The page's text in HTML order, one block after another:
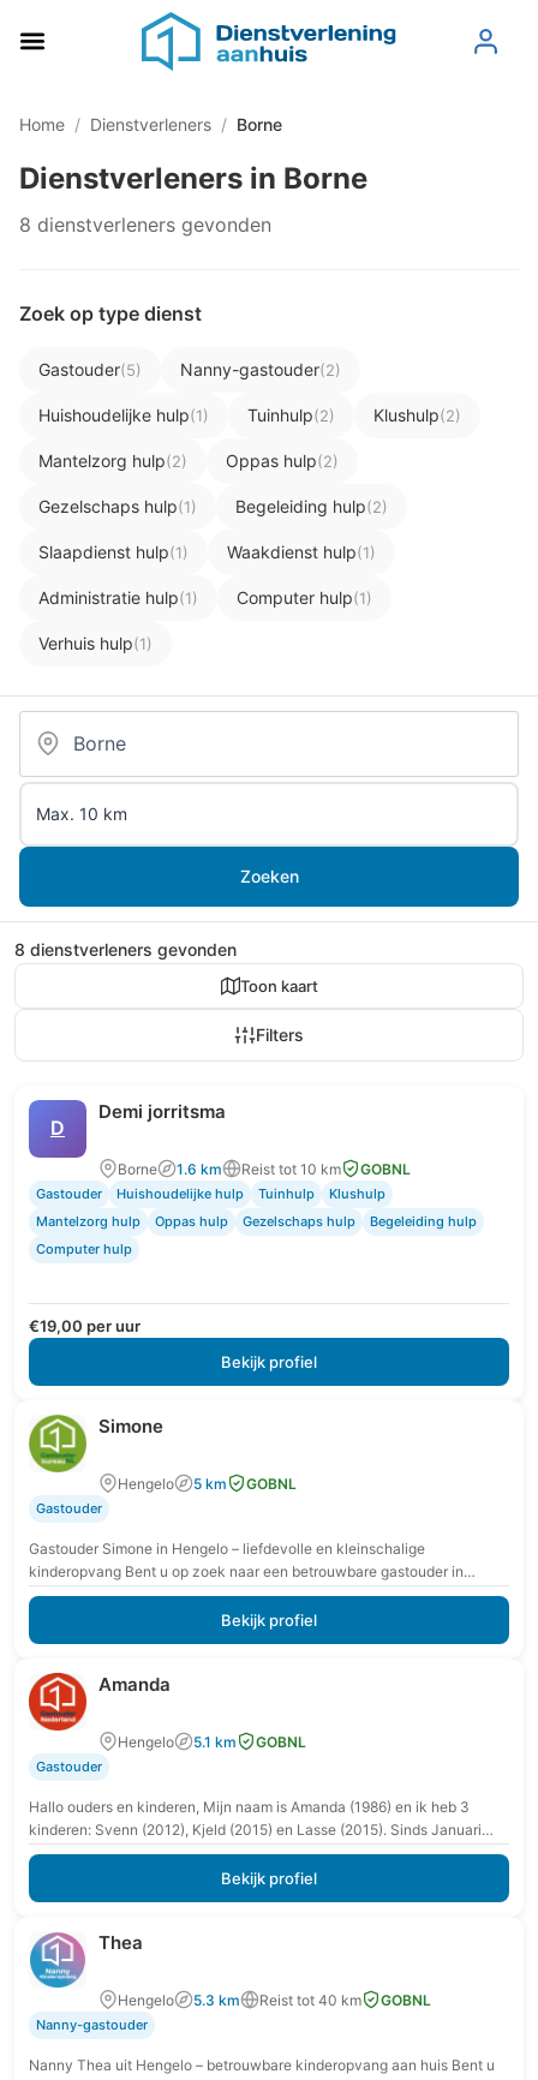
Home / Dienstverleners / Borne
Dienstverleners in Borne
8 dienstverleners gevonden
Zoek op type dienst
Gastouder(5) Nanny-gastouder(2)
Huishoudelijke hulp(1) Tuinhulp(2) Klushulp(2)
Mantelzorg hulp(2) Oppas hulp(2)
Gezelschaps hulp(1) Begeleiding hulp(2)
Slaapdienst hulp(1) Waakdienst hulp(1)
Administratie hulp(1) Computer hulp(1)
Verhuis hulp(1)
Zoeken
8 dienstverleners gevonden
Toon kaart
Filters
D
Demi jorritsma
Borne 1.6 km Reist tot 10 km GOBNL
Gastouder Huishoudelijke hulp Tuinhulp
Klushulp
Mantelzorg hulp
Oppas hulp Gezelschaps hulp
Begeleiding hulp
Computer hulp
€19,00 per uur
Bekijk profiel
Simone
Hengelo 5 km GOBNL
Gastouder
Gastouder Simone in Hengelo – liefdevolle en kleinschalige
kinderopvang Bent u op zoek naar een betrouwbare gastouder in
Hengelo waar uw kind zich veilig en…
Bekijk profiel
Amanda
Hengelo 5.1 km GOBNL
Gastouder
Hallo ouders en kinderen, Mijn naam is Amanda (1986) en ik heb 3
kinderen: Svenn (2012), Kjeld (2015) en Lasse (2015). Sinds Januari
2020 woon…
Bekijk profiel
Thea
Hengelo 5.3 km Reist tot 40 km GOBNL
Nanny-gastouder
Nanny Thea uit Hengelo – betrouwbare kinderopvang aan huis Bent u